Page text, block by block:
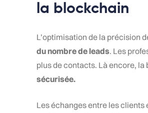
la blockchain
L’optimisation de la précision
du nombre de leads. Les
plus de contacts. Là encore,
sécurisée.
Les échanges entre les